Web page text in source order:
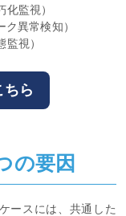
監視）
異常検知）
視）
ちら
の要因
ースには、共通した